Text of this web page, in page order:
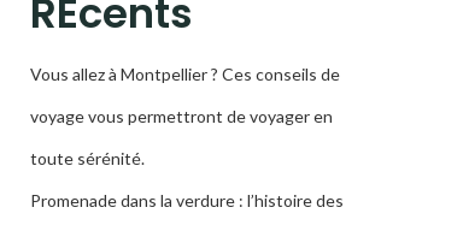
RÉcents
Vous allez à Montpellier ? Ces conseils de
voyage vous permettront de voyager en
toute sérénité.
Promenade dans la verdure : l’histoire des